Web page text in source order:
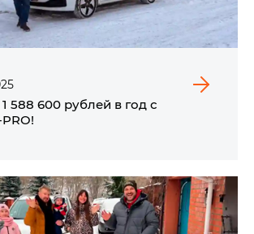
588 600 рублей в год с